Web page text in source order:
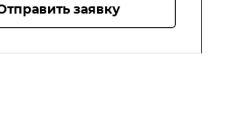
заявку